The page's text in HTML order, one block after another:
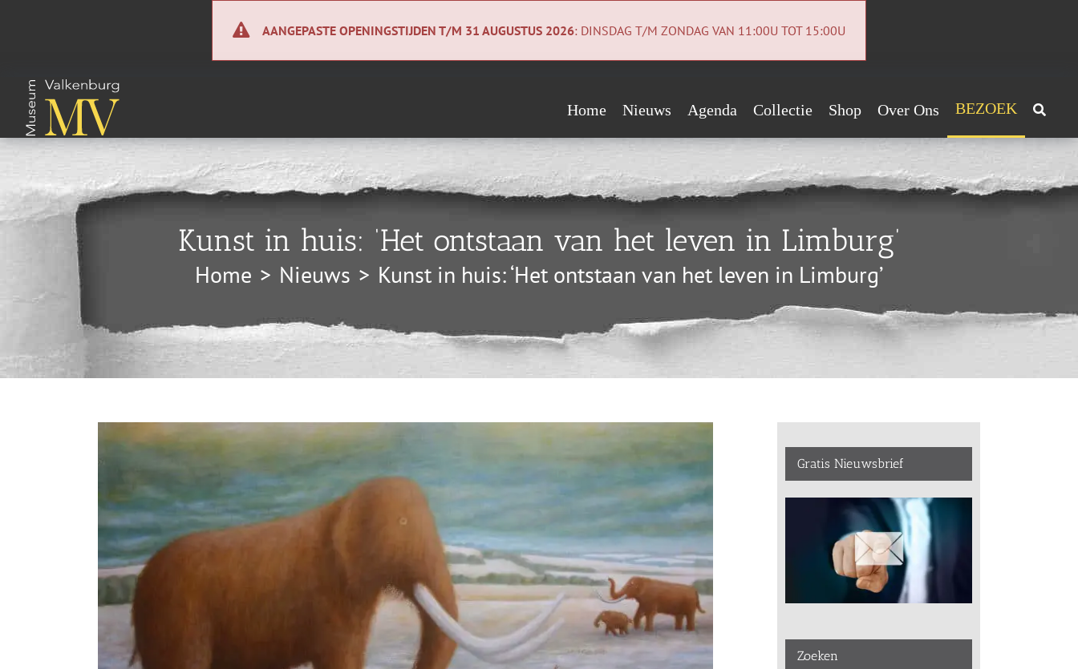
AANGEPASTE OPENINGSTIJDEN T/M 31 AUGUSTUS 2026: DINSDAG T/M ZONDAG VAN 11:00U TOT 15:00U
Home Nieuws Agenda
Tentoonstellingen Archief
Collectie
Kunstcollectie Geologiecollectie Archeologiecollectie
Shop Over Ons
Wie zijn wij?
Over ons
Wie steunen ons?
Vrienden
Begunstigers
Sponsors
Handig!
Contact
Nieuwsbrief
Privacybeleid
BEZOEK
Kunst in huis: ‘Het ontstaan van het leven in Limburg’
Home Nieuws Kunst in huis: ‘Het ontstaan van het leven in Limburg’
grotere
Gratis Nieuwsbrief
Zoeken